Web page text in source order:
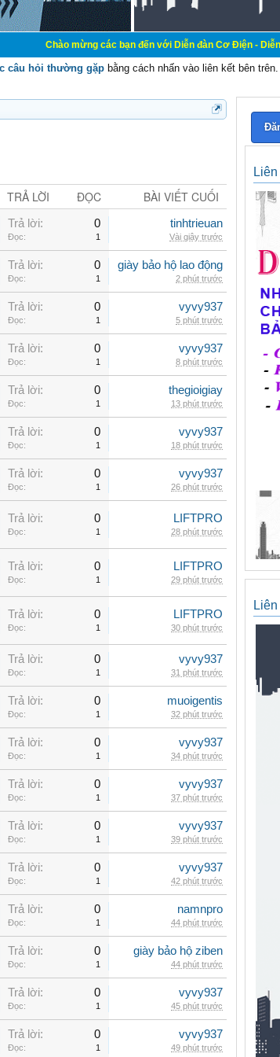
mừng các bạn đến với Diễn đàn Cơ Điện - Diễn đàn Cơ
câu hỏi thường gặp bằng cách nhấn vào liên kết bên
TRẢ LỜI ĐỌC BÀI VIẾT CUỐI
Trả lời: 0
Đọc: 1
tinhtrieuan
Vài giây trước
Trả lời: 0
Đọc: 1
giày bảo hộ lao động
2 phút trước
Trả lời: 0
Đọc: 1
vyvy937
5 phút trước
Trả lời: 0
Đọc: 1
vyvy937
8 phút trước
Trả lời: 0
Đọc: 1
thegioigiay
13 phút trước
Trả lời: 0
Đọc: 1
vyvy937
18 phút trước
Trả lời: 0
Đọc: 1
vyvy937
26 phút trước
Trả lời: 0
Đọc: 1
LIFTPRO
28 phút trước
Trả lời: 0
Đọc: 1
LIFTPRO
29 phút trước
Trả lời: 0
Đọc: 1
LIFTPRO
30 phút trước
Trả lời: 0
Đọc: 1
vyvy937
31 phút trước
Trả lời: 0
Đọc: 1
muoigentis
32 phút trước
Trả lời: 0
Đọc: 1
vyvy937
34 phút trước
Trả lời: 0
Đọc: 1
vyvy937
37 phút trước
Trả lời: 0
Đọc: 1
vyvy937
39 phút trước
Trả lời: 0
Đọc: 1
vyvy937
42 phút trước
Trả lời: 0
Đọc: 1
namnpro
44 phút trước
Trả lời: 0
Đọc: 1
giày bảo hộ ziben
44 phút trước
Trả lời: 0
Đọc: 1
vyvy937
45 phút trước
Trả lời: 0
Đọc: 1
vyvy937
49 phút trước